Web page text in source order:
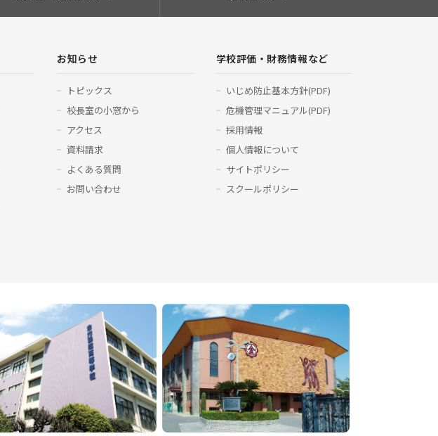
お知らせ
トピックス
校長室の小窓から
アクセス
資料請求
よくある質問
お問い合わせ
学校評価・財務情報など
いじめ防止基本方針(PDF)
危機管理マニュアル(PDF)
採用情報
個人情報について
サイトポリシー
スクールポリシー